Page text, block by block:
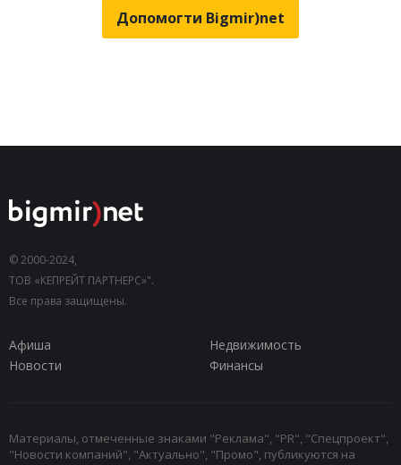
Допомогти Bigmir)net
© 2000-2024,
ТОВ «КЕПРЕЙТ ПАРТНЕРС»".
Все права защищены.
Афиша
Недвижимость
Новости
Финансы
Материалы, отмеченные знаками "Реклама", "PR", "Спецпроект",
"Новости компаний", "Актуально", "Промо", публикуются на